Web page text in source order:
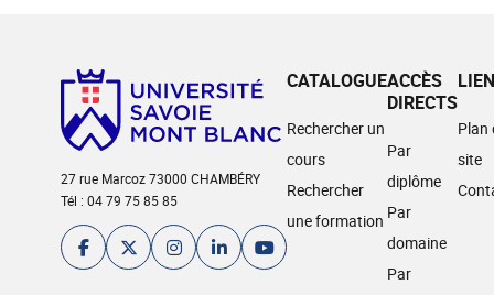
27 rue Marcoz 73000 CHAMBÉRY
Tél : 04 79 75 85 85
CATALOGUE
Rechercher un
cours
Rechercher
une formation
ACCÈS
DIRECTS
Par
diplôme
Par
domaine
Par
Plan
site